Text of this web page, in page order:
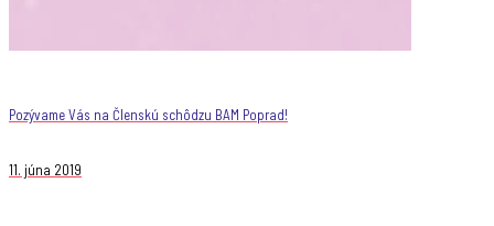
Pozývame Vás na Členskú schôdzu BAM Poprad!
11. júna 2019